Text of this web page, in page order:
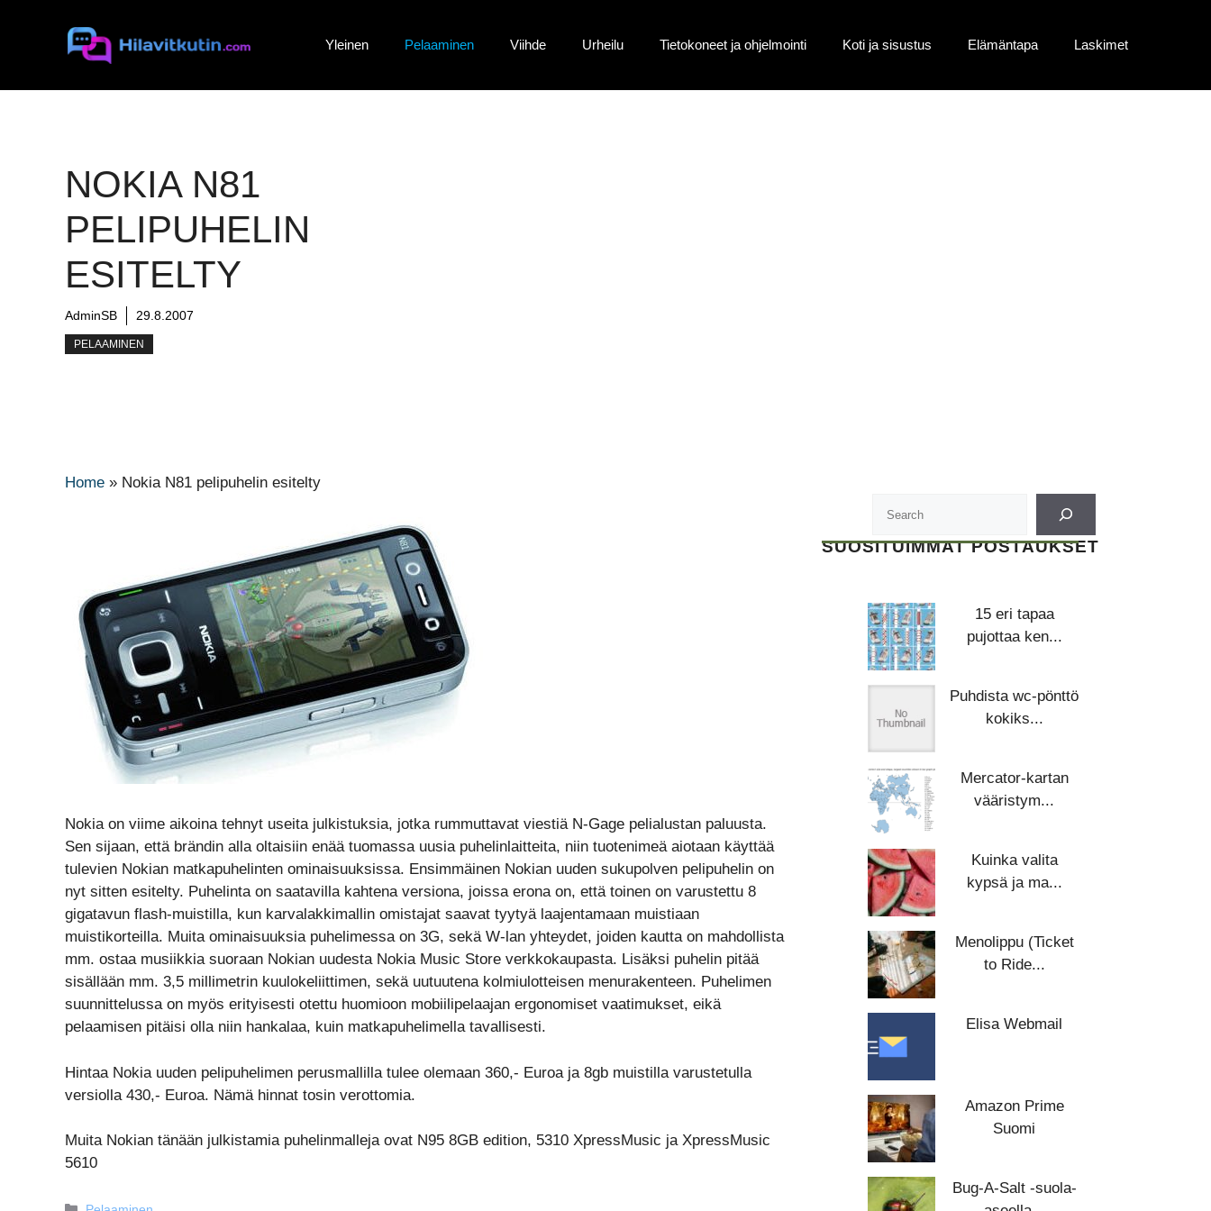
Yleinen Pelaaminen Viihde Urheilu Tietokoneet ja ohjelmointi Koti ja sisustus Elämäntapa Laskimet
NOKIA N81
PELIPUHELIN
ESITELTY
AdminSB 29.8.2007
PELAAMINEN
Home » Nokia N81 pelipuhelin esitelty
Nokia on viime aikoina tehnyt useita julkistuksia, jotka rummuttavat viestiä N-Gage pelialustan paluusta.
Sen sijaan, että brändin alla oltaisiin enää tuomassa uusia puhelinlaitteita, niin tuotenimeä aiotaan käyttää
tulevien Nokian matkapuhelinten ominaisuuksissa. Ensimmäinen Nokian uuden sukupolven pelipuhelin on
nyt sitten esitelty. Puhelinta on saatavilla kahtena versiona, joissa erona on, että toinen on varustettu 8
gigatavun flash-muistilla, kun karvalakkimallin omistajat saavat tyytyä laajentamaan muistiaan
muistikorteilla. Muita ominaisuuksia puhelimessa on 3G, sekä W-lan yhteydet, joiden kautta on mahdollista
mm. ostaa musiikkia suoraan Nokian uudesta Nokia Music Store verkkokaupasta. Lisäksi puhelin pitää
sisällään mm. 3,5 millimetrin kuulokeliittimen, sekä uutuutena kolmiulotteisen menurakenteen. Puhelimen
suunnittelussa on myös erityisesti otettu huomioon mobiilipelaajan ergonomiset vaatimukset, eikä
pelaamisen pitäisi olla niin hankalaa, kuin matkapuhelimella tavallisesti.
Hintaa Nokia uuden pelipuhelimen perusmallilla tulee olemaan 360,- Euroa ja 8gb muistilla varustetulla
versiolla 430,- Euroa. Nämä hinnat tosin verottomia.
Muita Nokian tänään julkistamia puhelinmalleja ovat N95 8GB edition, 5310 XpressMusic ja XpressMusic
5610
SUOSITUIMMAT POSTAUKSET
15 eri tapaa
pujottaa ken...
Puhdista wc-pönttö
kokiks...
Mercator-kartan
vääristym...
Kuinka valita
kypsä ja ma...
Menolippu (Ticket
to Ride...
Elisa Webmail
Amazon Prime
Suomi
Bug-A-Salt -suola-